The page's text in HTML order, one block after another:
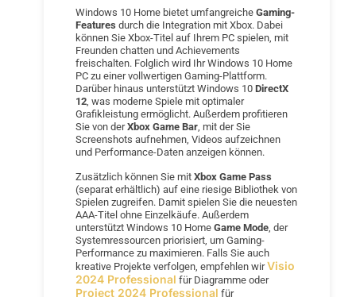
Windows 10 Home bietet umfangreiche Gaming-
Features durch die Integration mit Xbox. Dabei
können Sie Xbox-Titel auf Ihrem PC spielen, mit
Freunden chatten und Achievements
freischalten. Folglich wird Ihr Windows 10 Home
PC zu einer vollwertigen Gaming-Plattform.
Darüber hinaus unterstützt Windows 10 DirectX
12 , was moderne Spiele mit optimaler
Grafikleistung ermöglicht. Außerdem profitieren
Sie von derXbox Game Bar , mit der Sie
Screenshots aufnehmen, Videos aufzeichnen
und Performance-Daten anzeigen können.
Zusätzlich können Sie mit Xbox Game Pass
(separat erhältlich) auf eine riesige Bibliothek von
Spielen zugreifen. Damit spielen Sie die neuesten
AAA-Titel ohne Einzelkäufe. Außerdem
unterstützt Windows 10 Home Game Mode , der
Systemressourcen priorisiert, um Gaming-
Performance zu maximieren. Falls Sie auch
kreative Projekte verfolgen, empfehlen wirVisio
2024 Professional für Diagramme oder
Project 2024 Professional für